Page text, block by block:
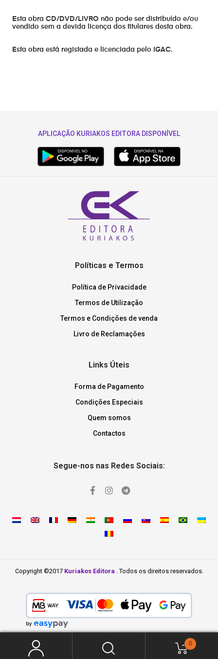
Esta obra CD/DVD/LIVRO não pode ser distribuído e/ou
vendido sem a devida licença dos titulares desta obra.
Esta obra está registada e licenciada pelo IGAC.
APLICAÇÃO KURIAKOS EDITORA DISPONÍVEL
Políticas e Termos
Política de Privacidade
Termos de Utilização
Termos e Condições de venda
Livro de Reclamações
Links Úteis
Forma de Pagamento
Condições Especiais
Quem somos
Contactos
Segue-nos nas Redes Sociais:
Copyright ©2017 Kuriakos Editora . Todos os direitos reservados.
0